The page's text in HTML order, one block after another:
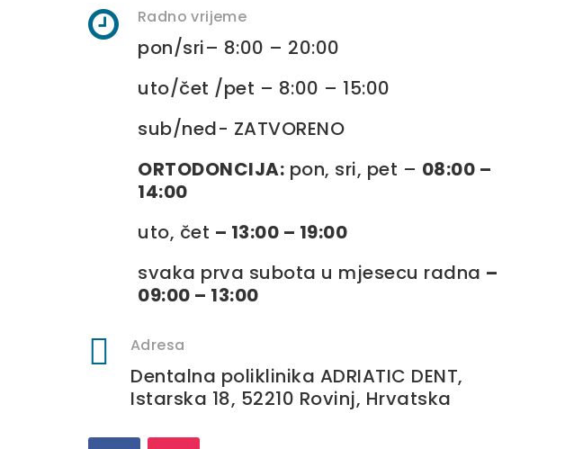
 Radno vrijeme
pon/sri– 8:00 – 20:00
uto/čet /pet – 8:00 – 15:00
sub/ned- ZATVORENO
ORTODONCIJA: pon, sri, pet – 08:00 –
14:00
uto, čet – 13:00 – 19:00
svaka prva subota u mjesecu radna –
09:00 – 13:00
 Adresa
Dentalna poliklinika ADRIATIC DENT,
Istarska 18, 52210 Rovinj, Hrvatska